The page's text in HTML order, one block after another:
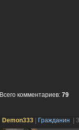
Всего комментариев: 79
Demon333 Гражданин |